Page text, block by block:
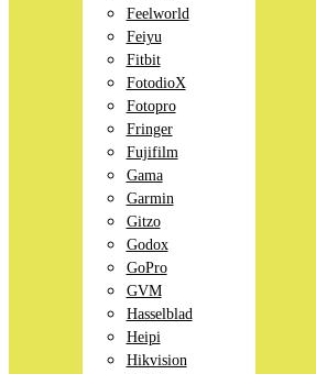
Feelworld
Feiyu
Fitbit
FotodioX
Fotopro
Fringer
Fujifilm
Gama
Garmin
Gitzo
Godox
GoPro
GVM
Hasselblad
Heipi
Hikvision